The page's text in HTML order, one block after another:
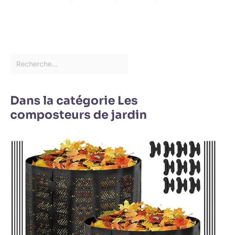
Dans la catégorie Les
composteurs de jardin